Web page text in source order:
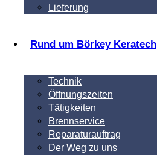
Lieferung
Rund um Börkey Keratech
Technik
Öffnungszeiten
Tätigkeiten
Brennservice
Reparaturauftrag
Der Weg zu uns